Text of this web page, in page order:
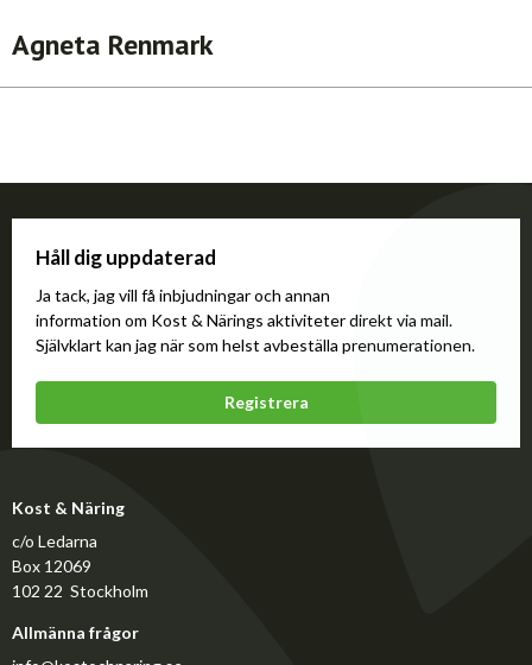
Agneta Renmark
Håll dig uppdaterad
Ja tack, jag vill få inbjudningar och annan
information om Kost & Närings aktiviteter direkt via mail.
Självklart kan jag när som helst avbeställa prenumerationen.
Registrera
Kost & Näring
c/o Ledarna
Box 12069
102 22 Stockholm
Allmänna frågor